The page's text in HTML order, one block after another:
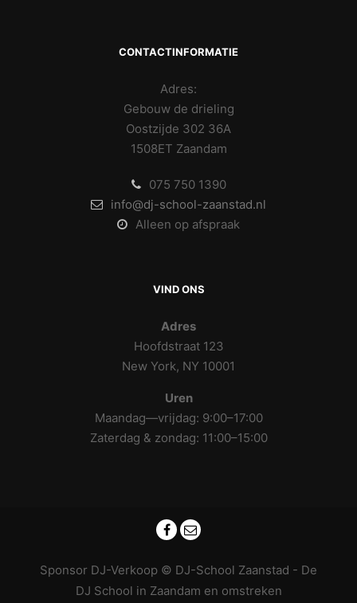
CONTACTINFORMATIE
Adres:
Gebouw de drieling
Oostzijde 302 36A
1508ET Zaandam
075 750 1390
info@dj-school-zaanstad.nl
Alleen op afspraak
VIND ONS
Adres
Hoofdstraat 123
New York, NY 10001
Uren
Maandag—vrijdag: 9:00–17:00
Zaterdag & zondag: 11:00–15:00
Sponsor DJ-Verkoop © DJ-School Zaanstad - De
DJ School in Zaandam en omstreken